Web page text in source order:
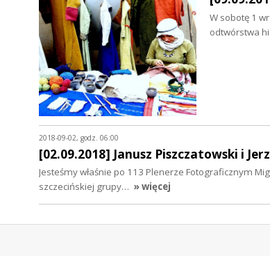
W sobotę 1
odtwórstwa
2018-09-02, godz. 06:00
[02.09.2018] Janusz Piszczatowski i
Jesteśmy właśnie po 113 Plenerze Fotograficznym
szczecińskiej grupy… » więcej